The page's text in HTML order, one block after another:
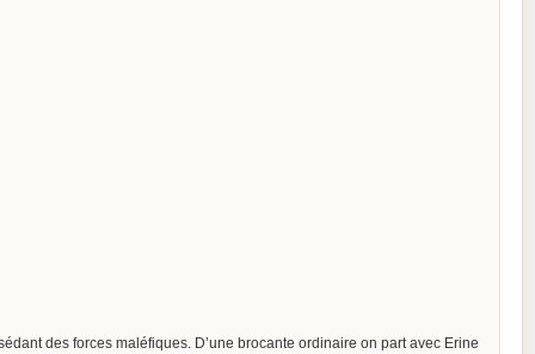
des forces maléfiques. D’une brocante ordinaire on part avec Erine